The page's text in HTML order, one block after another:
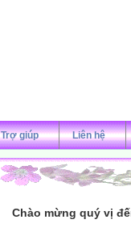
Trợ giúp Liên hệ
Chào mừng quý vị